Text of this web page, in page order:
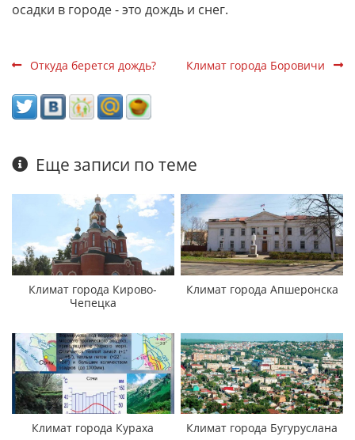
осадки в городе - это дождь и снег.
Откуда берется дождь? Климат города Боровичи
Еще записи по теме
Климат города Кирово-
Чепецка
Климат города Апшеронска
Климат города Кураха Климат города Бугуруслана